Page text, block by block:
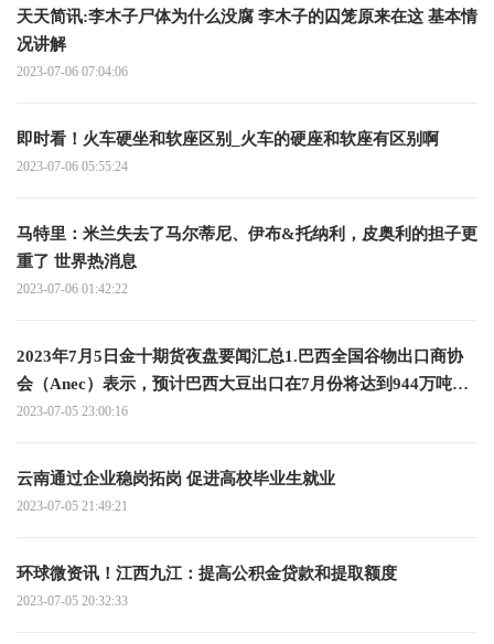
天天简讯:李木子尸体为什么没腐 李木子的囚笼原来在这 基本情
况讲解
2023-07-06 07:04:06
即时看！火车硬坐和软座区别_火车的硬座和软座有区别啊
2023-07-06 05:55:24
马特里：米兰失去了马尔蒂尼、伊布&托纳利，皮奥利的担子更
重了 世界热消息
2023-07-06 01:42:22
2023年7月5日金十期货夜盘要闻汇总1.巴西全国谷物出口商协
会（Anec）表示，预计巴西大豆出口在7月份将达到944万吨，
而去年同期为700万吨；预计巴西玉米出口在7月份达到634万
225万吨 全球关注
2023-07-05 23:00:16
云南通过企业稳岗拓岗 促进高校毕业生就业
2023-07-05 21:49:21
环球微资讯！江西九江：提高公积金贷款和提取额度
2023-07-05 20:32:33